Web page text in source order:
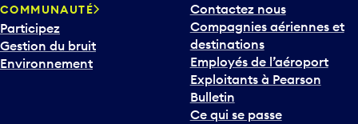
COMMUNAUTÉ
Participez
Gestion du bruit
Environnement
Contactez nous
Compagnies aériennes et
destinations
Employés de l’aéroport
Exploitants à Pearson
Bulletin
Ce qui se passe